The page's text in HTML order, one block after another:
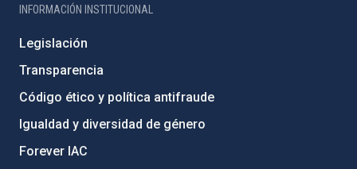
INFORMACIÓN INSTITUCIONAL
Legislación
Transparencia
Código ético y política antifraude
Igualdad y diversidad de género
Forever IAC